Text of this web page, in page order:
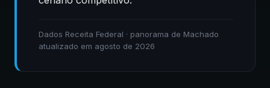
Dados Receita Federal · panorama de Machado
atualizado em agosto de 2026